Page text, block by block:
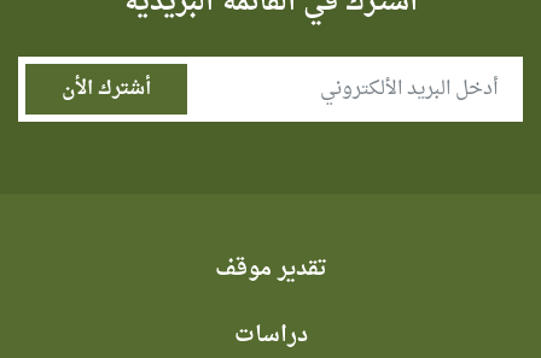
تقدير موقف
دراسات